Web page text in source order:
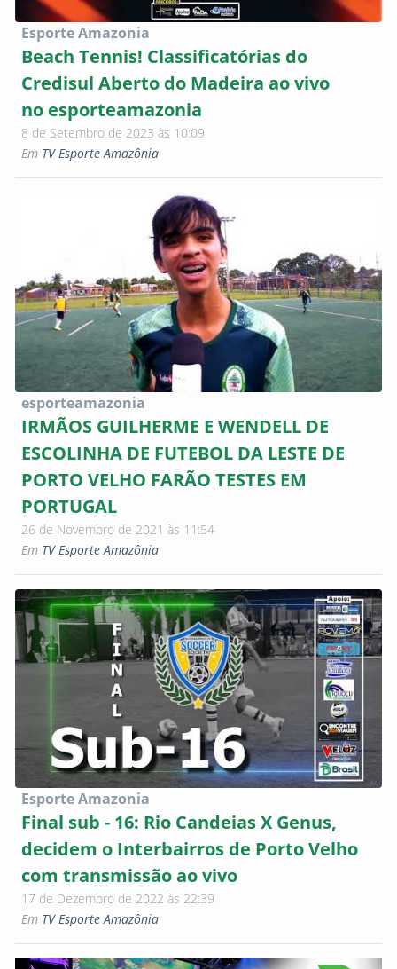
Esporte Amazonia
Beach Tennis! Classificatórias do
Credisul Aberto do Madeira ao vivo
no esporteamazonia
8 de Setembro de 2023 às 10:09
Em TV Esporte Amazônia
esporteamazonia
IRMÃOS GUILHERME E WENDELL DE
ESCOLINHA DE FUTEBOL DA LESTE DE
PORTO VELHO FARÃO TESTES EM
PORTUGAL
26 de Novembro de 2021 às 11:54
Em TV Esporte Amazônia
Esporte Amazonia
Final sub - 16: Rio Candeias X Genus,
decidem o Interbairros de Porto Velho
com transmissão ao vivo
17 de Dezembro de 2022 às 22:39
Em TV Esporte Amazônia